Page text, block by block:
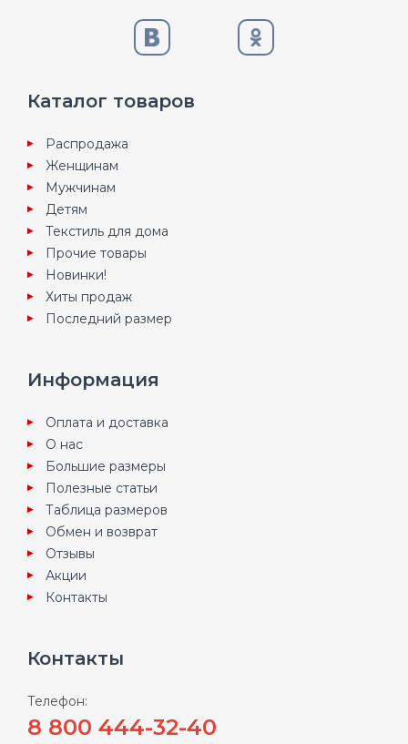
Каталог товаров
Распродажа
Женщинам
Мужчинам
Детям
Текстиль для дома
Прочие товары
Новинки!
Хиты продаж
Последний размер
Информация
Оплата и доставка
О нас
Большие размеры
Полезные статьи
Таблица размеров
Обмен и возврат
Отзывы
Акции
Контакты
Контакты
Телефон:
8 800 444-32-40